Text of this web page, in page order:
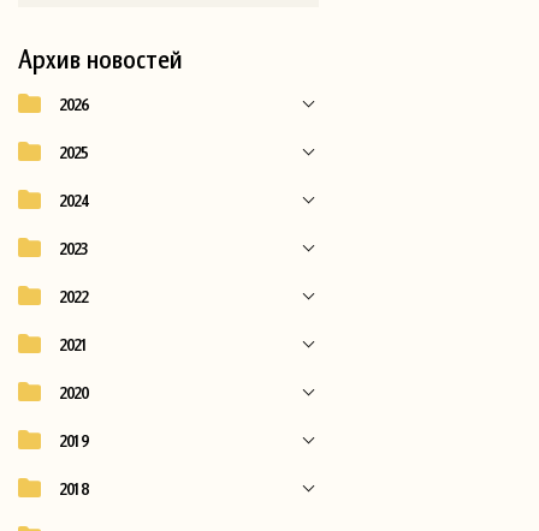
Архив новостей
2026
2025
2024
2023
2022
2021
2020
2019
2018